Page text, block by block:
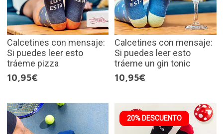
Calcetines con mensaje:
Si puedes leer esto
tráeme pizza
10,95€
Calcetines con mensaje:
Si puedes leer esto
tráeme un gin tonic
10,95€
20% DESCUENTO